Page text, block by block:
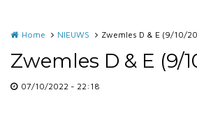
Home NIEUWS Zwemles D & E (9/10/
Zwemles D & E (9/
07/10/2022 - 22:18